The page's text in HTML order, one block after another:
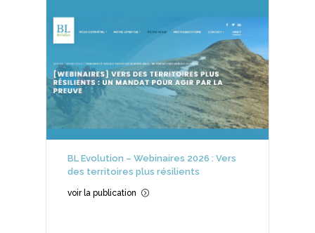
BL Evolution – Webinaires 2026 : Vers
des territoires plus résilients
voir la publication =